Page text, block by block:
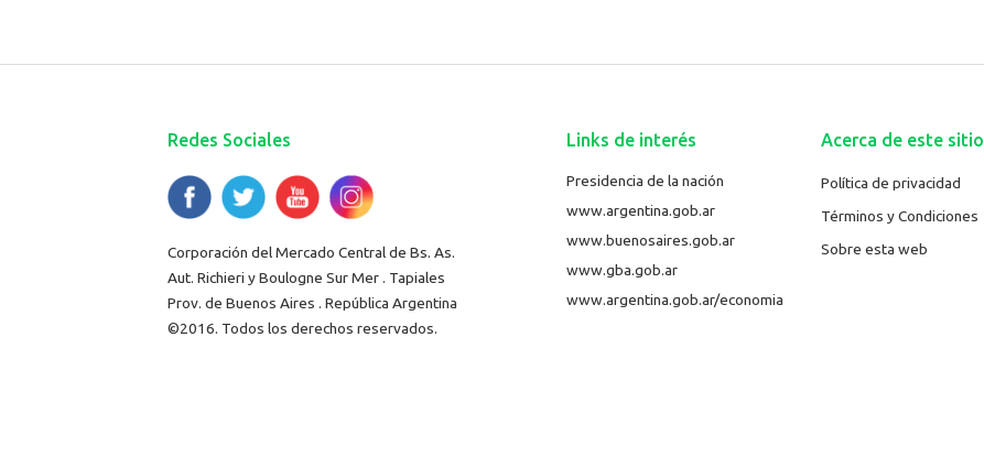
Redes Sociales
Corporación del Mercado Central de Bs. As.
Aut. Richieri y Boulogne Sur Mer . Tapiales
Prov. de Buenos Aires . República Argentina
©2016. Todos los derechos reservados.
Links de interés
Presidencia de la nación
www.argentina.gob.ar
www.buenosaires.gob.ar
www.gba.gob.ar
www.argentina.gob.ar/economia
Acerca de este sitio
Política de privacidad
Términos y Condiciones
Sobre esta web